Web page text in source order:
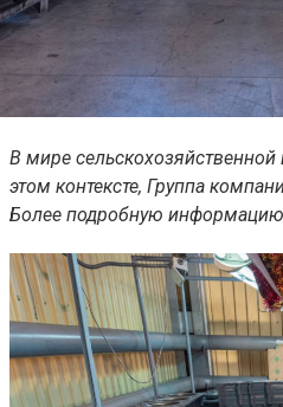
В мире
этом контексте, Группа
Более подробную